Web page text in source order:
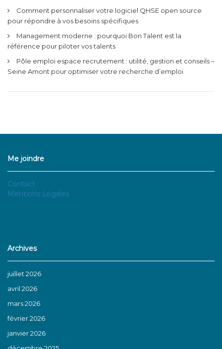
Comment personnaliser votre logiciel QHSE open source
pour répondre à vos besoins spécifiques
Management moderne : pourquoi Bon Talent est la
référence pour piloter vos talents
Pôle emploi espace recrutement : utilité, gestion et conseils –
Seine Amont pour optimiser votre recherche d’emploi
Me joindre
Contact
Mentions Légales
Archives
juillet 2026
avril 2026
mars 2026
février 2026
janvier 2026